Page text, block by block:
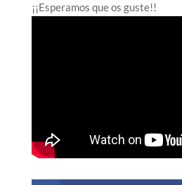
¡¡Esperamos que os guste!!